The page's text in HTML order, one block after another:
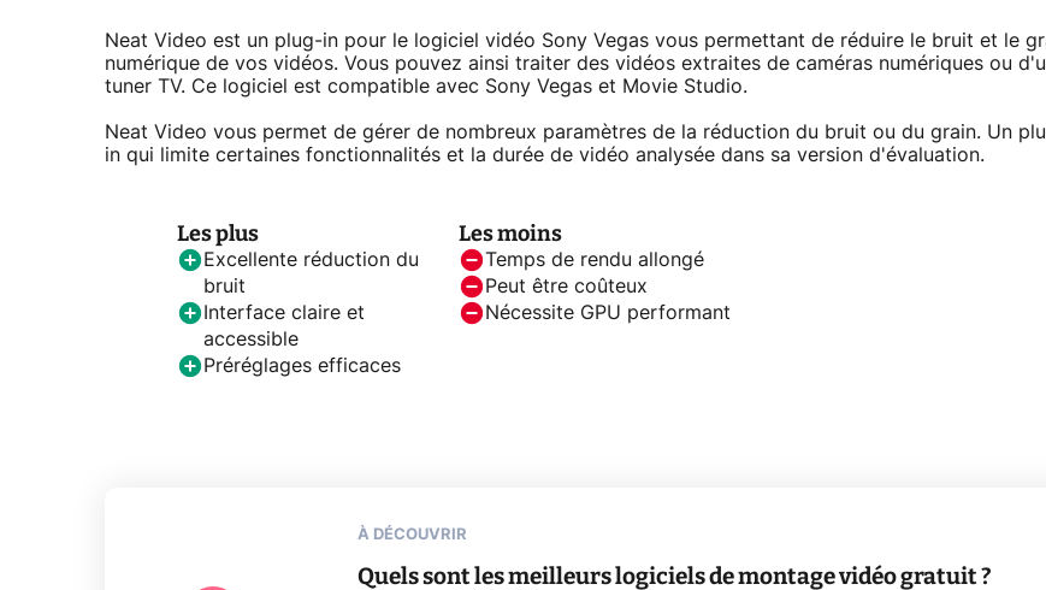
Neat Video est un plug-in pour le logiciel vidéo Sony Vegas vous permettant de réduire le bruit et le
numérique de vos vidéos. Vous pouvez ainsi traiter des vidéos extraites de caméras numériques ou
tuner TV. Ce logiciel est compatible avec Sony Vegas et Movie Studio.
Neat Video vous permet de gérer de nombreux paramètres de la réduction du bruit ou du grain. Un
in qui limite certaines fonctionnalités et la durée de vidéo analysée dans sa version d'évaluation.
Les plus
Excellente réduction du
bruit
Interface claire et
accessible
Préréglages efficaces
Les moins
Temps de rendu allongé
Peut être coûteux
Nécessite GPU performant
À DÉCOUVRIR
Quels sont les meilleurs logiciels de montage vidéo gratuit ?